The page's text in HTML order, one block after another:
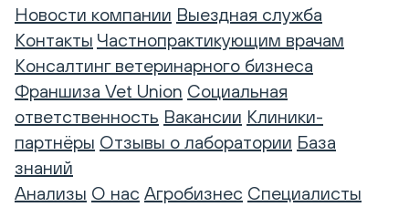
Новости компании Выездная служба
Контакты Частнопрактикующим врачам
Консалтинг ветеринарного бизнеса
Франшиза Vet Union Социальная
ответственность Вакансии Клиники-
партнёры Отзывы о лаборатории База
знаний
Анализы О нас Агробизнес Специалисты